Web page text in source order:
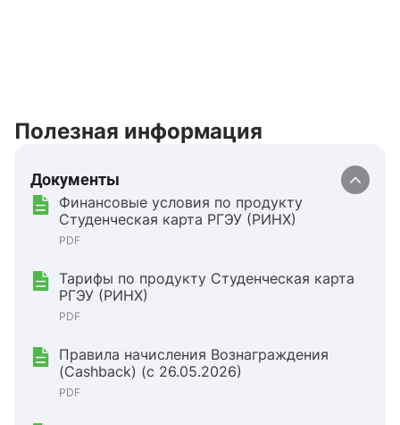
Полезная информация
Документы
Финансовые условия по продукту
Студенческая карта РГЭУ (РИНХ)
PDF
Тарифы по продукту Студенческая карта
РГЭУ (РИНХ)
PDF
Правила начисления Вознаграждения
(Cashback) (с 26.05.2026)
PDF